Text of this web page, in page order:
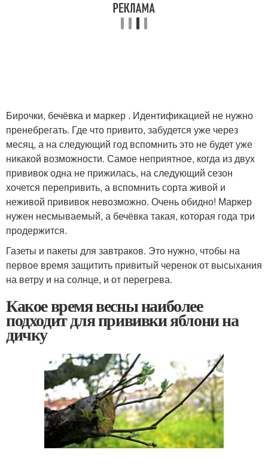
Бирочки, бечёвка и маркер . Идентификацией не нужно
пренебрегать. Где что привито, забудется уже через
месяц, а на следующий год вспомнить это не будет уже
никакой возможности. Самое неприятное, когда из двух
прививок одна не прижилась, на следующий сезон
хочется перепривить, а вспомнить сорта живой и
неживой прививок невозможно. Очень обидно! Маркер
нужен несмываемый, а бечёвка такая, которая года три
продержится.
Газеты и пакеты для завтраков. Это нужно, чтобы на
первое время защитить привитый черенок от высыхания
на ветру и на солнце, и от перегрева.
Какое время весны наиболее
подходит для прививки яблони на
дичку